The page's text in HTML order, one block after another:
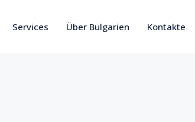
Services Über Bulgarien Kontakte